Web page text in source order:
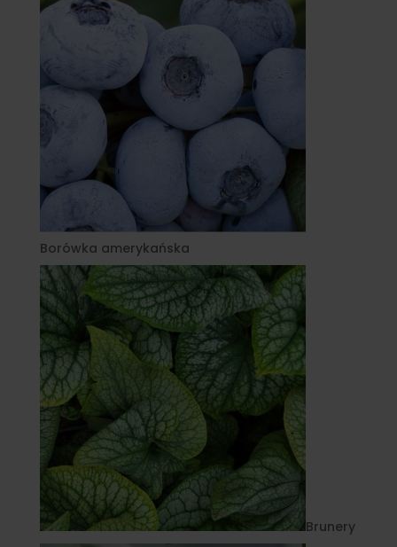
Borówka amerykańska
Brunery